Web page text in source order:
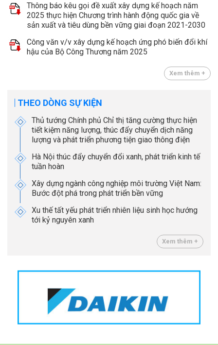
Thông báo kêu gọi đề xuất xây dựng kế hoạch năm
2025 thực hiện Chương trình hành động quốc gia về
sản xuất và tiêu dùng bền vững giai đoạn 2021-2030
Công văn v/v xây dựng kế hoạch ứng phó biến đổi khí
hậu của Bộ Công Thương năm 2025
Xem thêm +
THEO DÒNG SỰ KIỆN
Thủ tướng Chính phủ Chỉ thị tăng cường thực hiện
tiết kiệm năng lượng, thúc đẩy chuyển dịch năng
lượng và phát triển phương tiện giao thông điện
Hà Nội thúc đẩy chuyển đổi xanh, phát triển kinh tế
tuần hoàn
Xây dựng ngành công nghiệp môi trường Việt Nam:
Bước đột phá trong phát triển bền vững
Xu thế tất yếu phát triển nhiên liệu sinh học hướng
tới kỷ nguyên xanh
Xem thêm +